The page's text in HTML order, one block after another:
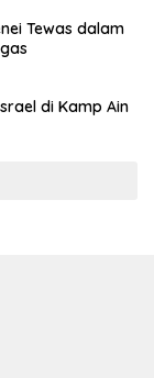
Tewas dalam
di Kamp Ain